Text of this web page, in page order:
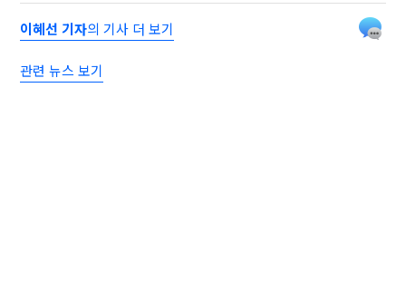
이혜선 기자의 기사 더 보기
관련 뉴스 보기